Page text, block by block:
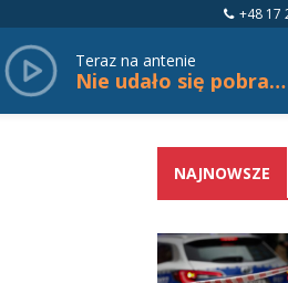
+48 17
Teraz na antenie
Nie udało się pobrać tytułu.
NAJNOWSZE